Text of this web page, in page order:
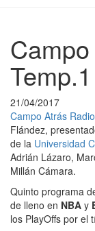
21/04/2017
Campo Atrás Radio
Flández,
de la Universidad
Adrián Lázaro,
Millán Cámara.
Quinto programa
de lleno en NBA y
los PlayOffs por el